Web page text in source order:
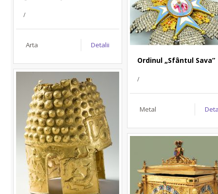
/
Arta Detalii
Ordinul „Sfântul Sava”
/
Metal